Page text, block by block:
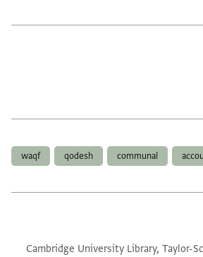
communal
qodesh
waqf
Cambridge University Library, Taylor-